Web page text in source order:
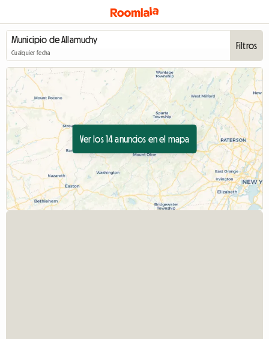
Cualquier fecha
Filtros
Ver los 14 anuncios en el mapa